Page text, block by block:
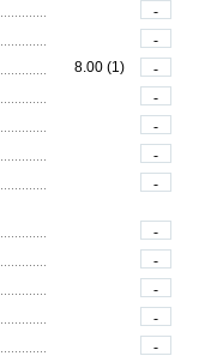
-
-
8.00 (1)
-
-
-
-
-
-
-
-
-
-